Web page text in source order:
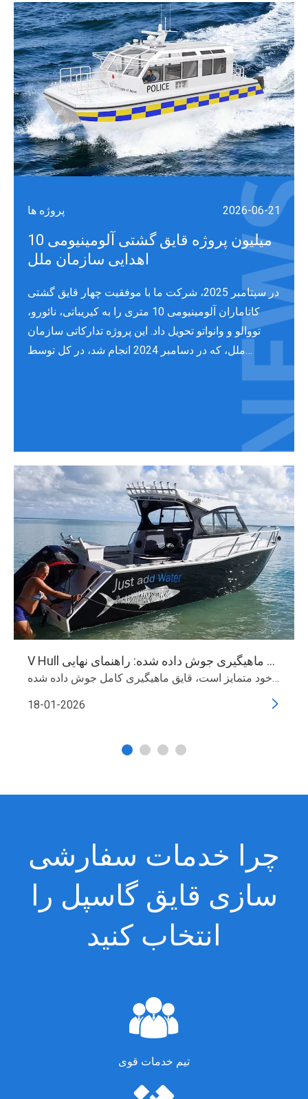
پروژه ها 2026-06-21
10 میلیون پروژه قایق گشتی آلومینیومی
اهدایی سازمان ملل
در سپتامبر 2025، شرکت ما با موفقیت چهار قایق گشتی
کاتاماران آلومینیومی 10 متری را به کیریباتی، نائورو،
تووالو و وانواتو تحویل داد. این پروژه تدارکاتی سازمان
ملل، که در دسامبر 2024 انجام شد، در کل توسط
V Hull کامل قایق های ماهیگیری جوش داده شده: راهنمای نهایی
وقتی صحبت از قایق های ماهیگیری می شود، علاقه مندان و حرفه ای ها به طور یکسان طیف وسیعی از گزینه ها را در نظر دارند. یکی از انواعی که به دلیل قابلیت اطمینان و کارایی خود متمایز است، قایق ماهیگیری کامل جوش داده شده V Hull است.
18-01-2026
چرا خدمات سفارشی
سازی قایق گاسپل را
انتخاب کنید
تیم خدمات قوی